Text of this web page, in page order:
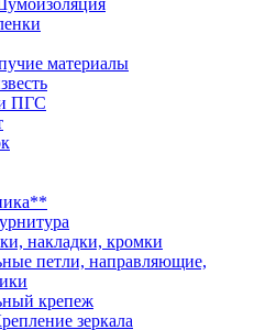
материалы
ПГС
накладки, кромки
петли, направляющие,
крепеж
зеркала